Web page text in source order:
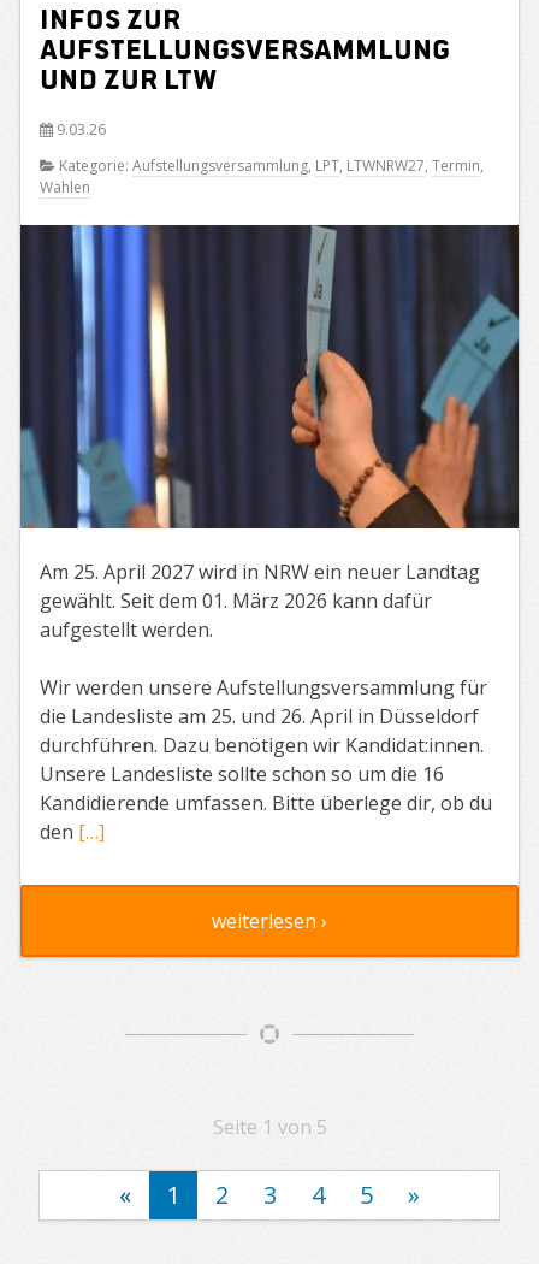
Infos zur
Aufstellungsversammlung
und zur LTW
9.03.26
Kategorie: Aufstellungsversammlung, LPT, LTWNRW27, Termin,
Wahlen
Am 25. April 2027 wird in NRW ein neuer Landtag
gewählt. Seit dem 01. März 2026 kann dafür
aufgestellt werden.
Wir werden unsere Aufstellungsversammlung für
die Landesliste am 25. und 26. April in Düsseldorf
durchführen. Dazu benötigen wir Kandidat:innen.
Unsere Landesliste sollte schon so um die 16
Kandidierende umfassen. Bitte überlege dir, ob du
den […]
weiterlesen ›
Artikelnavigation
Seite 1 von 5
« 1 2 3 4 5 »